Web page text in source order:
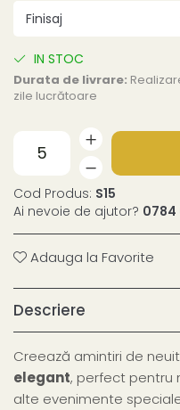
IN STOC
Durata de livrare:
zile lucrătoare
Cod Produs: S15
Ai nevoie de ajutor? 0784
Adauga la Favorite
Descriere
Creează amintiri de
elegant, perfect pentru
alte evenimente